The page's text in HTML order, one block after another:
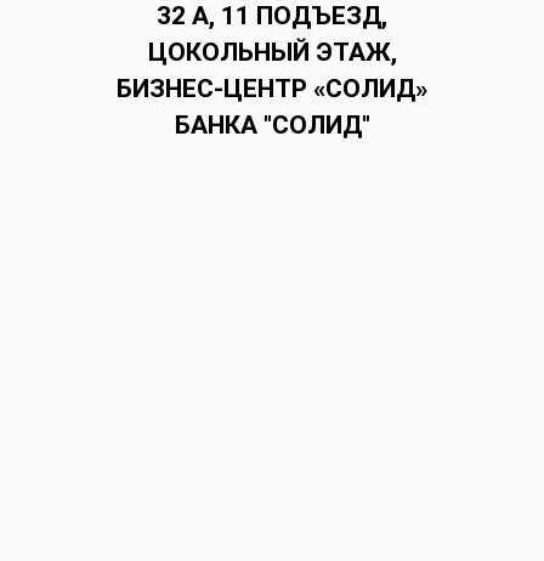
32 А, 11 ПОДЪЕЗД,
ЦОКОЛЬНЫЙ ЭТАЖ,
БИЗНЕС-ЦЕНТР «СОЛИД»
БАНКА "СОЛИД"